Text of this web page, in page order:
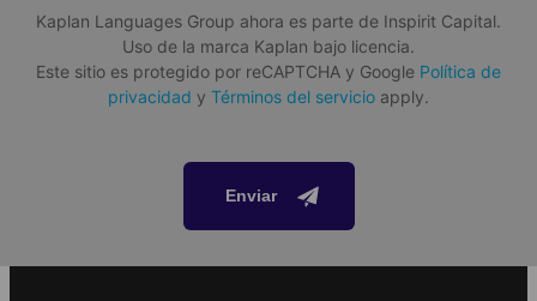
Sobre el paquete
Alojamiento
Todas las comidas están incluidas en el paquete. Podemos
adaptarnos a diversas necesidades dietéticas, como opciones
Adrenalina
¡La aventura comienza aquí! Recorre montañas en bicicleta,
monta en patineta, juega al láser tag o descubre el parque
de escalada "The Adventure".
Kaplan Languages Group ahora es parte de Inspirit Capital.
Uso de la marca Kaplan bajo licencia.
Este sitio es protegido por reCAPTCHA y Google Política de
privacidad y Términos del servicio apply.
Enviar